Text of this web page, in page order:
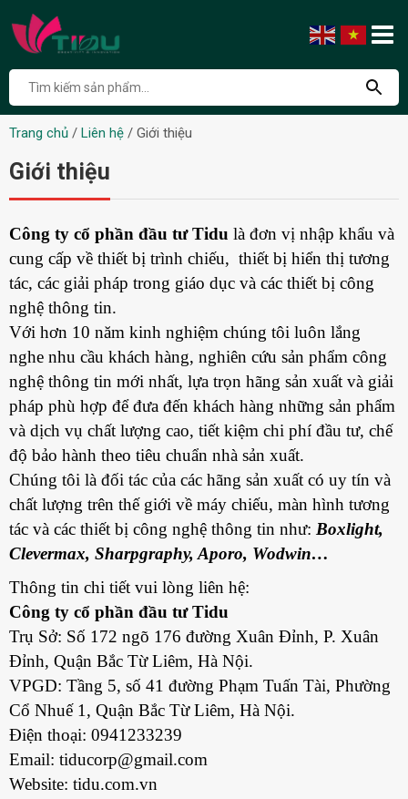
Trang chủ / Liên hệ / Giới thiệu
Giới thiệu
Công ty cổ phần đầu tư Tidu là đơn vị nhập khẩu và
cung cấp về thiết bị trình chiếu, thiết bị hiển thị tương
tác, các giải pháp trong giáo dục và các thiết bị công
nghệ thông tin.
Với hơn 10 năm kinh nghiệm chúng tôi luôn lắng
nghe nhu cầu khách hàng, nghiên cứu sản phẩm công
nghệ thông tin mới nhất, lựa trọn hãng sản xuất và giải
pháp phù hợp để đưa đến khách hàng những sản phẩm
và dịch vụ chất lượng cao, tiết kiệm chi phí đầu tư, chế
độ bảo hành theo tiêu chuẩn nhà sản xuất.
Chúng tôi là đối tác của các hãng sản xuất có uy tín và
chất lượng trên thế giới về máy chiếu, màn hình tương
tác và các thiết bị công nghệ thông tin như: Boxlight,
Clevermax, Sharpgraphy, Aporo, Wodwin…
Thông tin chi tiết vui lòng liên hệ:
Công ty cổ phần đầu tư Tidu
Trụ Sở: Số 172 ngõ 176 đường Xuân Đỉnh, P. Xuân
Đỉnh, Quận Bắc Từ Liêm, Hà Nội.
VPGD: Tầng 5, số 41 đường Phạm Tuấn Tài, Phường
Cổ Nhuế 1, Quận Bắc Từ Liêm, Hà Nội.
Điện thoại: 0941233239
Email: tiducorp@gmail.com
Website: tidu.com.vn